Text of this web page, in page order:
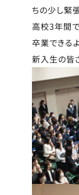
ちの少し緊
高校3年間
卒業できる
新入生の皆